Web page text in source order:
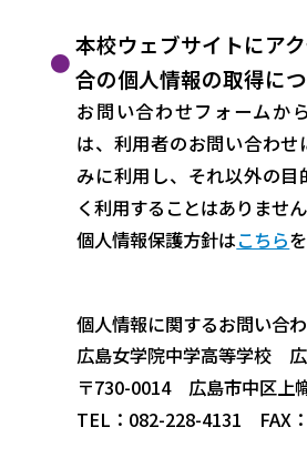
本校ウェブサイトにア
合の個人情報の取得に
お問い合わせフォームか
は、利用者のお問い合わせ
みに利用し、それ以外の目
く利用することはありません
個人情報保護方針はこちら
個人情報に関するお問い合
広島女学院中学高等学校
〒730-0014 広島市中区上
TEL：082-228-4131 FAX